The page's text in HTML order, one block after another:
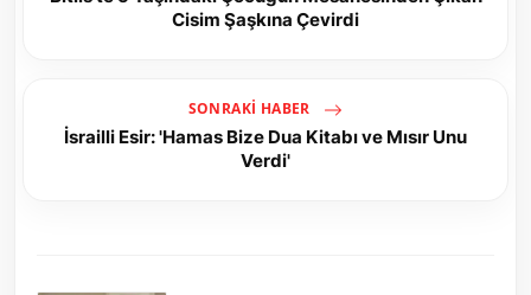
Cisim Şaşkına Çevirdi
SONRAKI HABER
İsrailli Esir: 'Hamas Bize Dua Kitabı ve Mısır Unu
Verdi'